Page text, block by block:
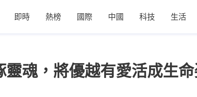
即時 熱榜 國際 中國 科技 生活
魂，將優越有愛活成生